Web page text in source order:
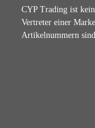
CYP Trading ist
Vertreter einer
Artikelnummern